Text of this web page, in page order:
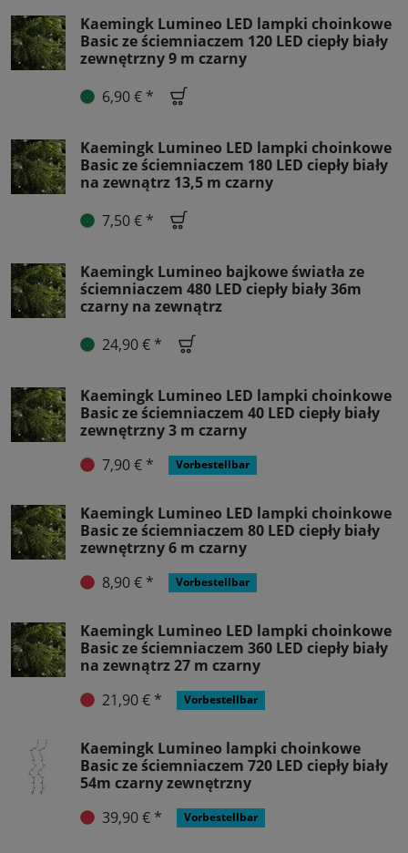
Kaemingk Lumineo LED lampki choinkowe
Basic ze ściemniaczem 120 LED ciepły biały
zewnętrzny 9 m czarny
6,90 € *
Kaemingk Lumineo LED lampki choinkowe
Basic ze ściemniaczem 180 LED ciepły biały
na zewnątrz 13,5 m czarny
7,50 € *
Kaemingk Lumineo bajkowe światła ze
ściemniaczem 480 LED ciepły biały 36m
czarny na zewnątrz
24,90 € *
Kaemingk Lumineo LED lampki choinkowe
Basic ze ściemniaczem 40 LED ciepły biały
zewnętrzny 3 m czarny
7,90 € *
Vorbestellbar
Kaemingk Lumineo LED lampki choinkowe
Basic ze ściemniaczem 80 LED ciepły biały
zewnętrzny 6 m czarny
8,90 € *
Vorbestellbar
Kaemingk Lumineo LED lampki choinkowe
Basic ze ściemniaczem 360 LED ciepły biały
na zewnątrz 27 m czarny
21,90 € *
Vorbestellbar
Kaemingk Lumineo lampki choinkowe
Basic ze ściemniaczem 720 LED ciepły biały
54m czarny zewnętrzny
39,90 € *
Vorbestellbar